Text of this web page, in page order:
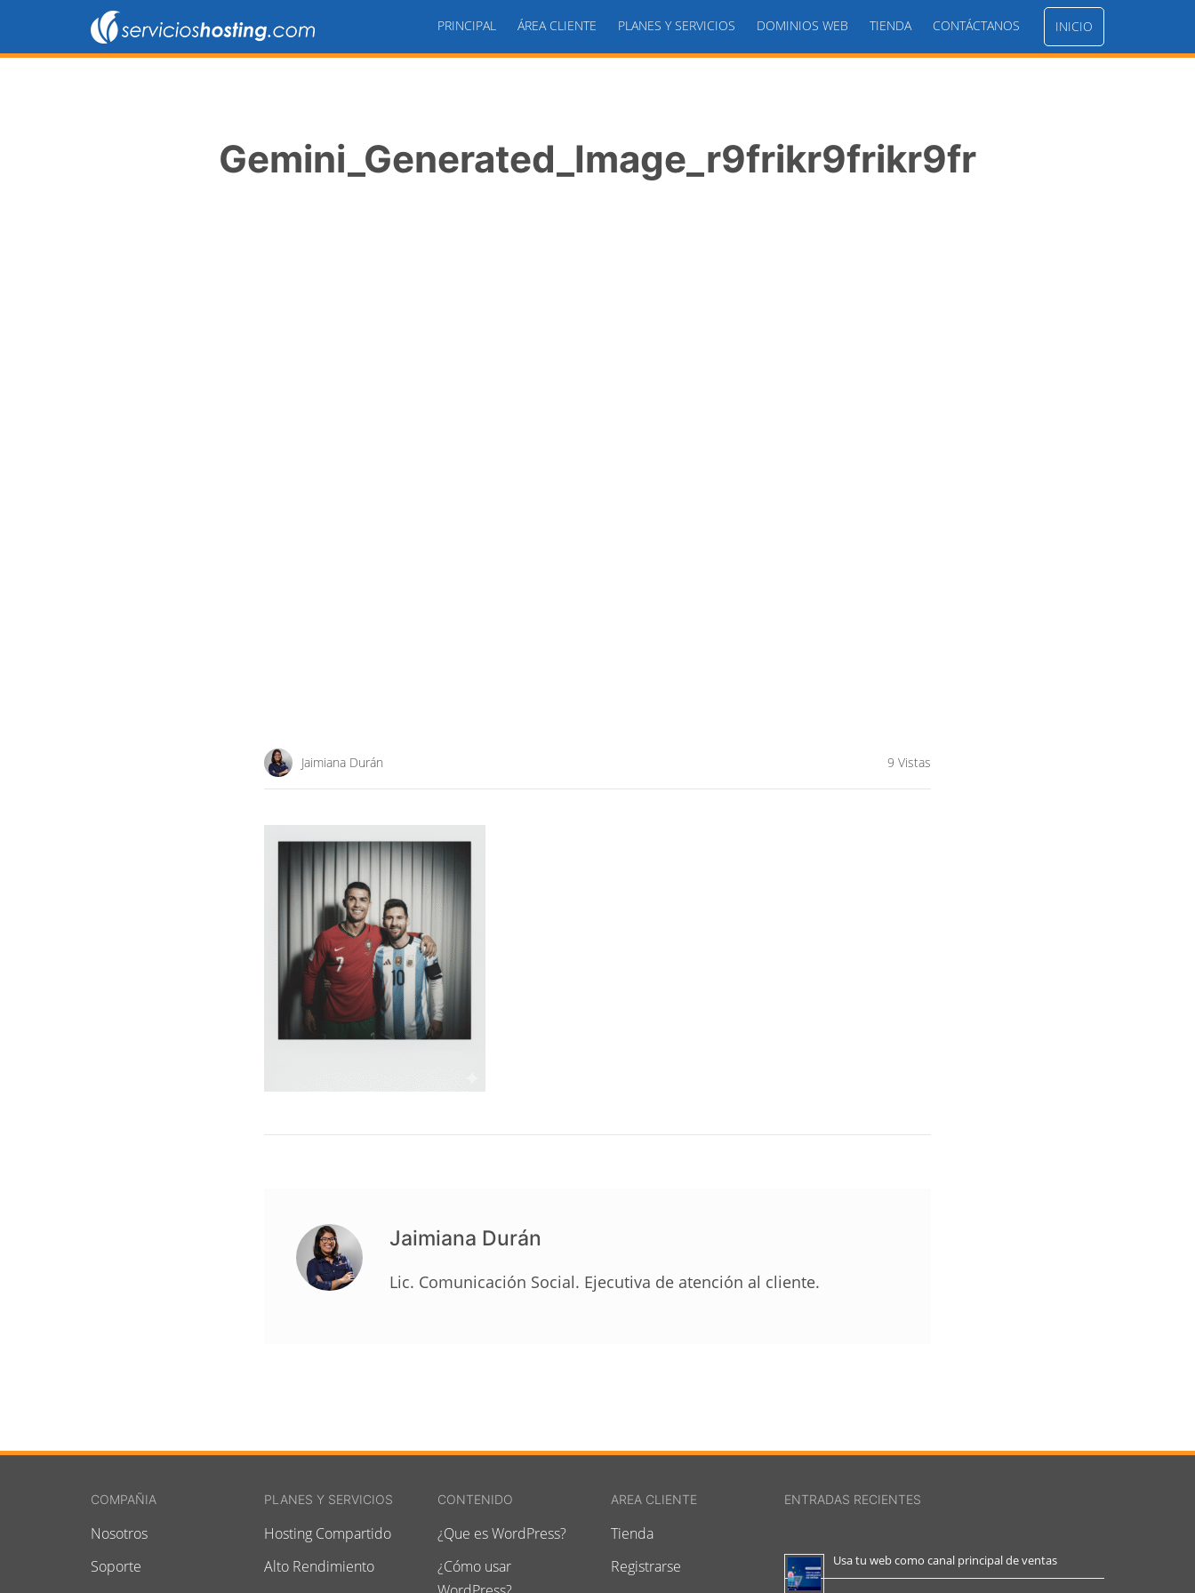
PRINCIPAL ÁREA CLIENTE PLANES Y SERVICIOS DOMINIOS WEB TIENDA CONTÁCTANOS INICIO
Gemini_Generated_Image_r9frikr9frikr9fr
Jaimiana Durán 9 Vistas
Jaimiana Durán
Lic. Comunicación Social. Ejecutiva de atención al cliente.
COMPAÑIA
Nosotros
Soporte
PLANES Y SERVICIOS
Hosting Compartido
Alto Rendimiento
CONTENIDO
¿Que es WordPress?
¿Cómo usar
AREA CLIENTE
Tienda
Registrarse
ENTRADAS RECIENTES
Usa tu web como canal principal de ventas